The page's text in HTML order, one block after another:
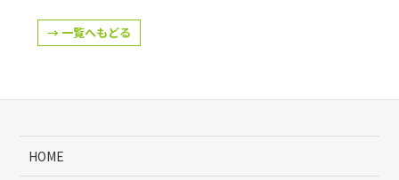
→ 一覧へもどる
HOME